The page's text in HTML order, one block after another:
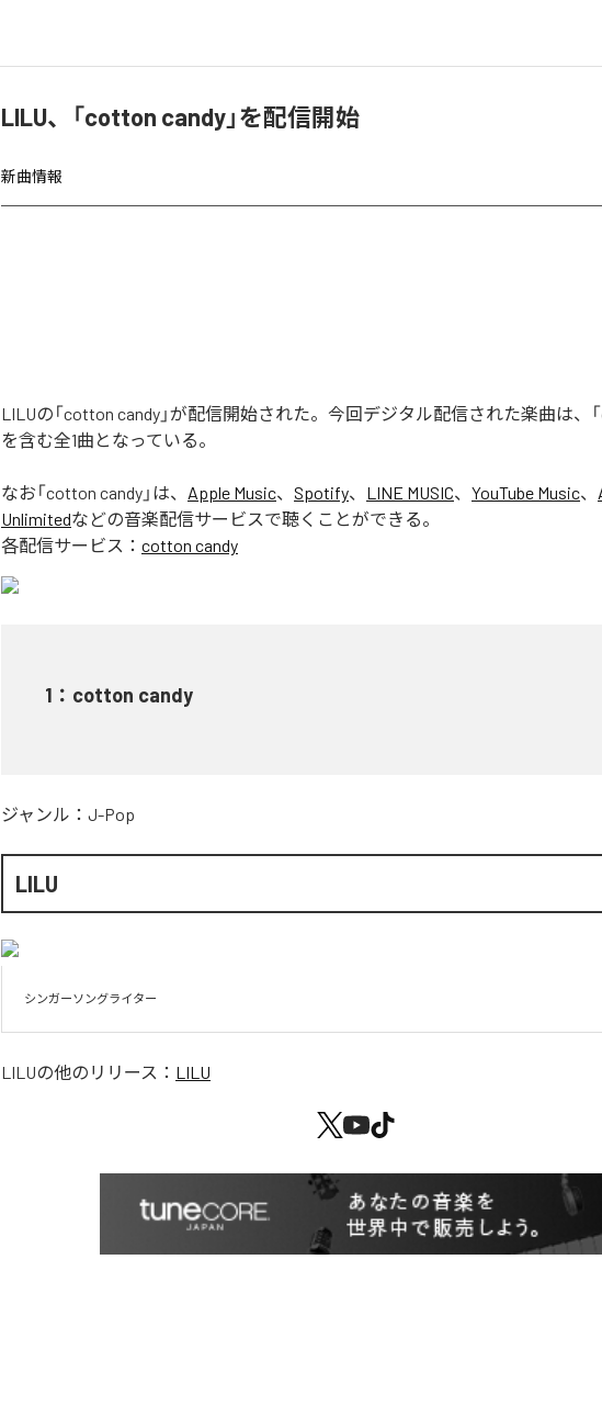
LILU、「cotton candy」を配信開始
新曲情報
LILUの「cotton candy」が配信開始された。今回デジタル配信された楽曲は、「
を含む全1曲となっている。
なお「cotton candy 」は、 Apple Music、 Spotify、 LINE MUSIC、 YouTube Music、
Unlimitedなどの音楽配信サービスで聴くことができる。
各配信サービス： cotton candy
1 ： cotton candy
ジャンル： J-Pop
LILU
シンガーソングライター
LILUの他のリリース： LILU